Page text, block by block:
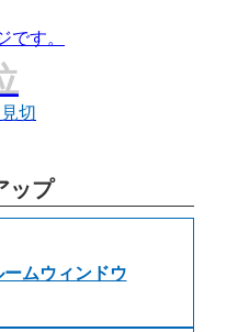
切
ップ
ムウィンドウ